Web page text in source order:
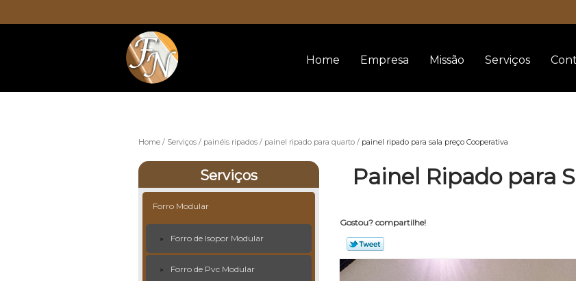
Home Empresa Missão Serviços
Home Serviços painéis ripados painel ripado para quarto painel ripado para sala preço Cooperativa
Serviços
Forro Modular
Forro de Isopor Modular
Forro de Pvc Modular
Painel Ripado para
Gostou? compartilhe!